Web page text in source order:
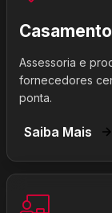
Assessoria e
fornecedores
ponta.
Saiba Mais